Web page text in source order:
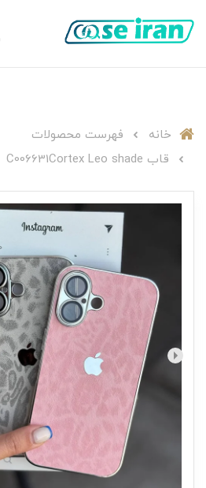
خانه
فهرست محصولات
قاب C006631Cortex Leo shade